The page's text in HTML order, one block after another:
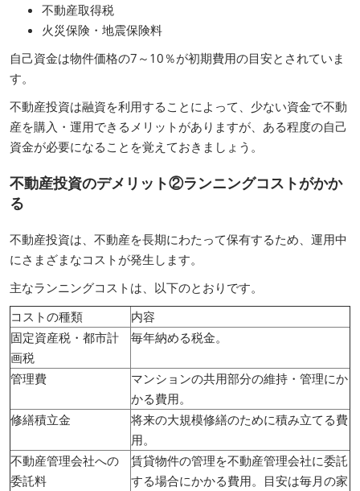
不動産取得税
火災保険・地震保険料
自己資金は物件価格の7～10％が初期費用の目安とされていま
す。
不動産投資は融資を利用することによって、少ない資金で不動
産を購入・運用できるメリットがありますが、ある程度の自己
資金が必要になることを覚えておきましょう。
不動産投資のデメリット②ランニングコストがかか
る
不動産投資は、不動産を長期にわたって保有するため、運用中
にさまざまなコストが発生します。
主なランニングコストは、以下のとおりです。
コストの種類
内容
固定資産税・都市計
画税
毎年納める税金。
管理費
マンションの共用部分の維持・管理にか
かる費用。
修繕積立金
将来の大規模修繕のために積み立てる費
用。
不動産管理会社への
委託料
賃貸物件の管理を不動産管理会社に委託
する場合にかかる費用。目安は毎月の家